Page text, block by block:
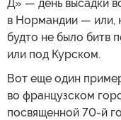
Д» — день высадки
в Нормандии — или,
будто не было битв
или под Курском.
Вот еще один
во французском
посвященной 70-й